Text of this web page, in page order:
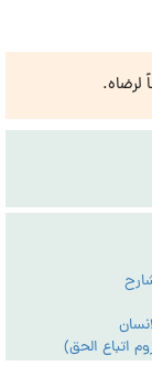
لرضاه.
اتباع الحق)